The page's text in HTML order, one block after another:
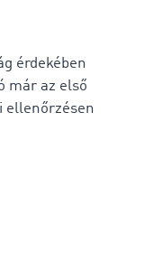
érdekében
már az első
ellenőrzésen